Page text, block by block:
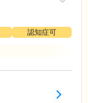
認知症可